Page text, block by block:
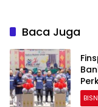
Baca Juga